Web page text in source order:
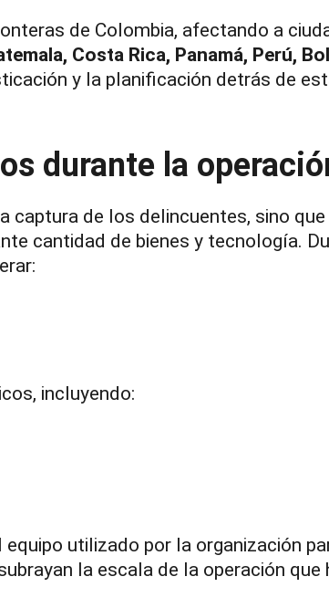
de Colombia, afectando a
Costa Rica, Panamá, Perú,
y la planificación detrás de
durante la
captura de los delincuentes, sino
cantidad de bienes y tecnología.
incluyendo:
utilizado por la organización
la escala de la operación que